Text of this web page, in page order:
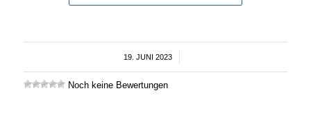
19. JUNI 2023
/
Noch keine Bewertungen